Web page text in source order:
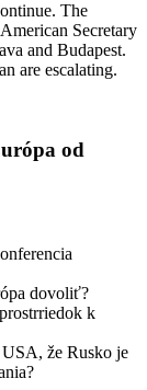
The
Secretary
and Budapest.
are escalating.
od
dovoliť?
k
že Rusko je